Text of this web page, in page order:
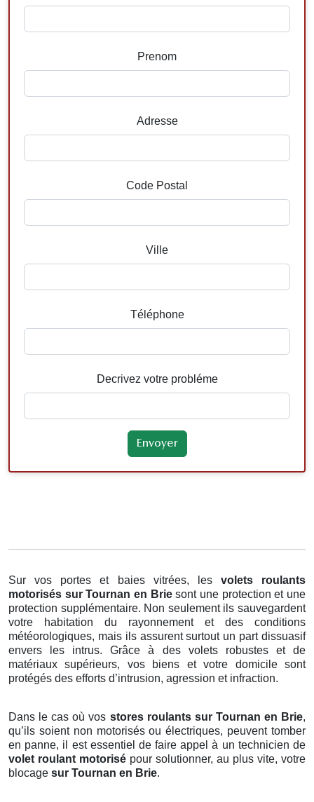
Prenom
Adresse
Code Postal
Ville
Téléphone
Decrivez votre probléme
Sur vos portes et baies vitrées, les volets roulants
motorisés sur Tournan en Briesont une protection et une
protection supplémentaire. Non seulement ils sauvegardent
votre habitation du rayonnement et des conditions
météorologiques, mais ils assurent surtout un part dissuasif
envers les intrus. Grâce à des volets robustes et de
matériaux supérieurs, vos biens et votre domicile sont
protégés des efforts d’intrusion, agression et infraction.
Dans le cas où vos stores roulants sur Tournan en Brie,
qu’ils soient non motorisés ou électriques, peuvent tomber
en panne, il est essentiel de faire appel à un technicien de
volet roulant motorisé pour solutionner, au plus vite, votre
blocage sur Tournan en Brie.